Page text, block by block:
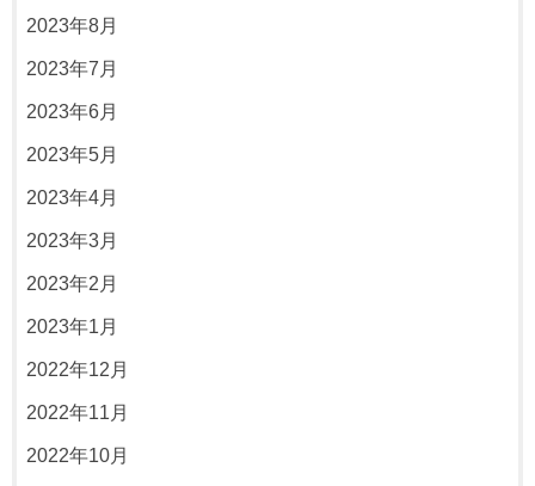
2023年8月
2023年7月
2023年6月
2023年5月
2023年4月
2023年3月
2023年2月
2023年1月
2022年12月
2022年11月
2022年10月